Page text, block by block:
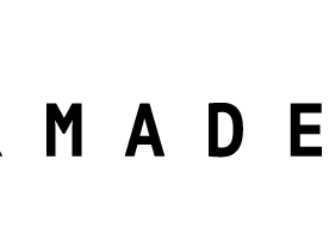
【エバーメイドショップ】［ム